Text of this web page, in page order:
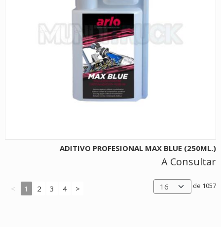
ADITIVO PROFESIONAL MAX BLUE (250ML.)
A Consultar
< 1 2 3 4 > de 1057